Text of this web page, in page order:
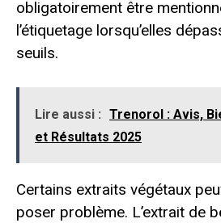
obligatoirement être
l’étiquetage lorsqu’elles
seuils.
Lire aussi : Trenorol : Avis,
et Résultats 2025
Certains extraits végétaux
poser problème. L’extrait de